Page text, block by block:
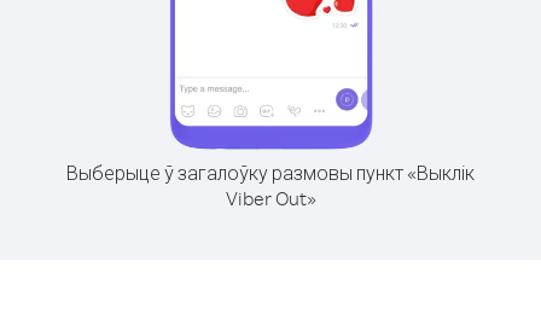
Выберыце ў загалоўку размовы пункт «Выклік
Viber Out»